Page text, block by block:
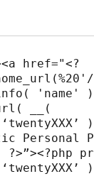
href="<?
'name'
__(
Personal
?>”><?php